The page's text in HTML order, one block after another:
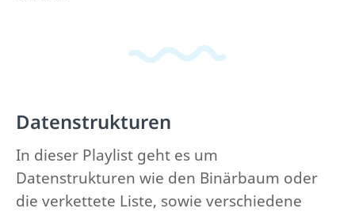
Datenstrukturen
In dieser Playlist geht es um
Datenstrukturen wie den Binärbaum oder
die verkettete Liste, sowie verschiedene